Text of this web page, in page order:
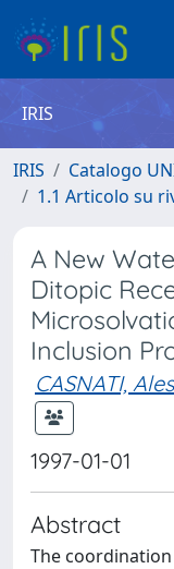
IRIS
IRIS Catalogo
1.1 Articolo su
A New
Ditopic
Inclusion
CASNATI,
1997-01-01
Abstract
The